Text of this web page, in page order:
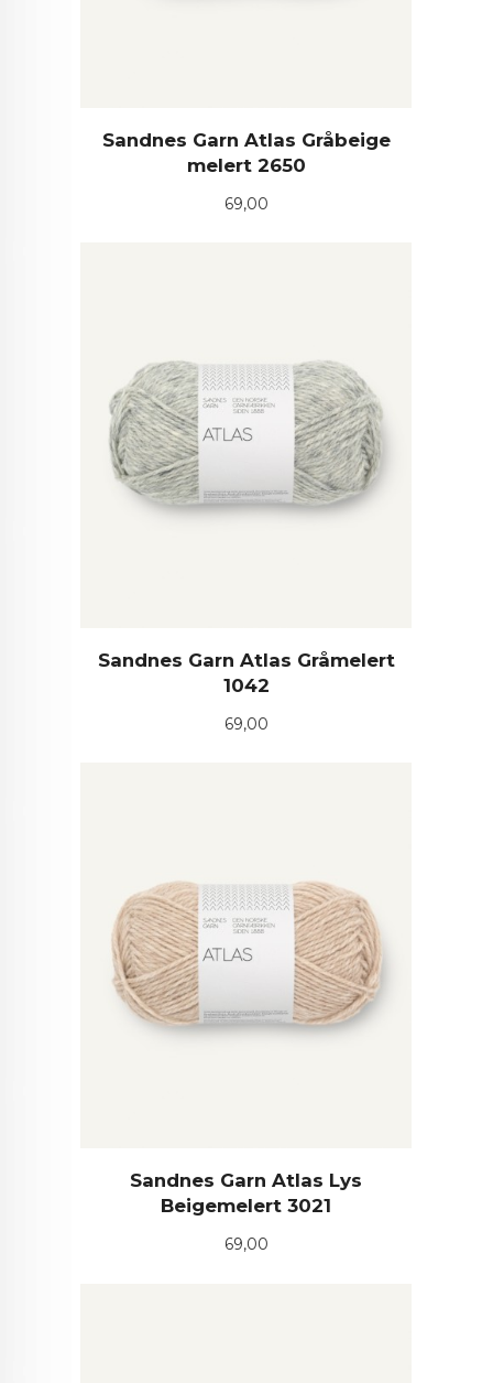
Sandnes Garn Atlas Gråbeige
melert 2650
Pris
69,00
Sandnes Garn Atlas Gråmelert
1042
Pris
69,00
Sandnes Garn Atlas Lys
Beigemelert 3021
Pris
69,00